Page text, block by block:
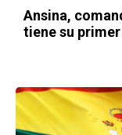
Ansina,
tiene su